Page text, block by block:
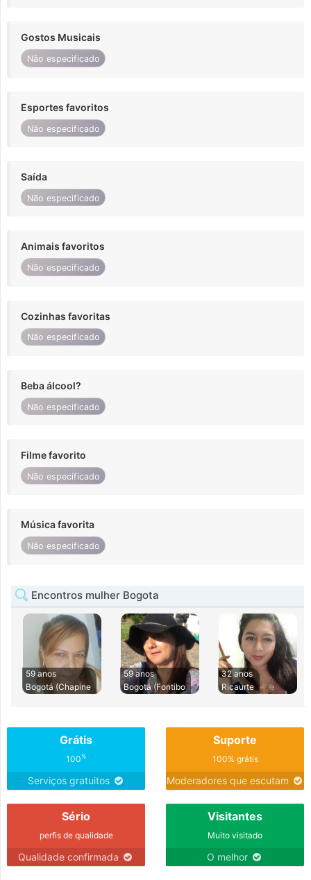
Gostos Musicais
Não especificado
Esportes favoritos
Não especificado
Saída
Não especificado
Animais favoritos
Não especificado
Cozinhas favoritas
Não especificado
Beba álcool?
Não especificado
Filme favorito
Não especificado
Música favorita
Não especificado
Encontros mulher Bogota
59 anos
Bogotá (Chapine
59 anos
Bogotá (Fontibo
32 anos
Ricaurte
Grátis
100%
Serviços gratuitos
Suporte
100% grátis
Moderadores que escutam
Sério
perfis de qualidade
Qualidade confirmada
Visitantes
Muito visitado
O melhor